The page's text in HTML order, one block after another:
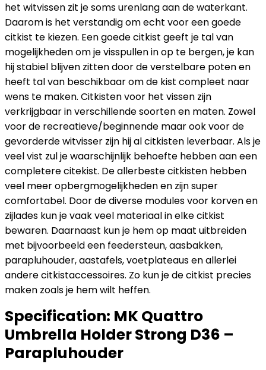
het witvissen zit je soms urenlang aan de waterkant.
Daarom is het verstandig om echt voor een goede
citkist te kiezen. Een goede citkist geeft je tal van
mogelijkheden om je visspullen in op te bergen, je kan
hij stabiel blijven zitten door de verstelbare poten en
heeft tal van beschikbaar om de kist compleet naar
wens te maken. Citkisten voor het vissen zijn
verkrijgbaar in verschillende soorten en maten. Zowel
voor de recreatieve/beginnende maar ook voor de
gevorderde witvisser zijn hij al citkisten leverbaar. Als je
veel vist zul je waarschijnlijk behoefte hebben aan een
completere citekist. De allerbeste citkisten hebben
veel meer opbergmogelijkheden en zijn super
comfortabel. Door de diverse modules voor korven en
zijlades kun je vaak veel materiaal in elke citkist
bewaren. Daarnaast kun je hem op maat uitbreiden
met bijvoorbeeld een feedersteun, aasbakken,
parapluhouder, aastafels, voetplateaus en allerlei
andere citkistaccessoires. Zo kun je de citkist precies
maken zoals je hem wilt heffen.
Specification: MK Quattro
Umbrella Holder Strong D36 –
Parapluhouder